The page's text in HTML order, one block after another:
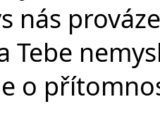
nás
Tebe
o